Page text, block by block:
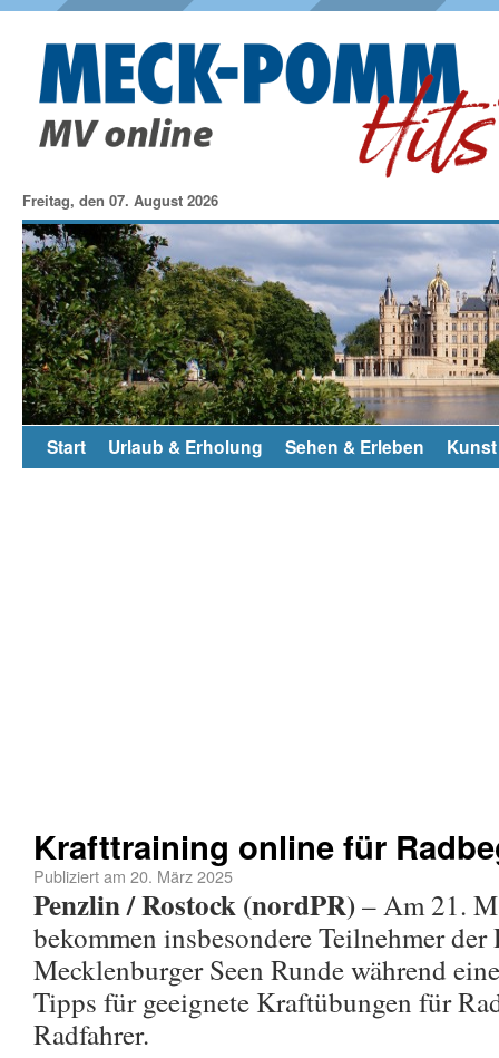
Freitag, den 07. August 2026
Start Urlaub & Erholung Sehen & Erleben
Krafttraining online für
Publiziert am 20. März 2025
Penzlin / Rostock (nordPR)– Am 21.
bekommen insbesondere Teilnehmer
Mecklenburger Seen Runde während
Tipps für geeignete Kraftübungen für
Radfahrer.